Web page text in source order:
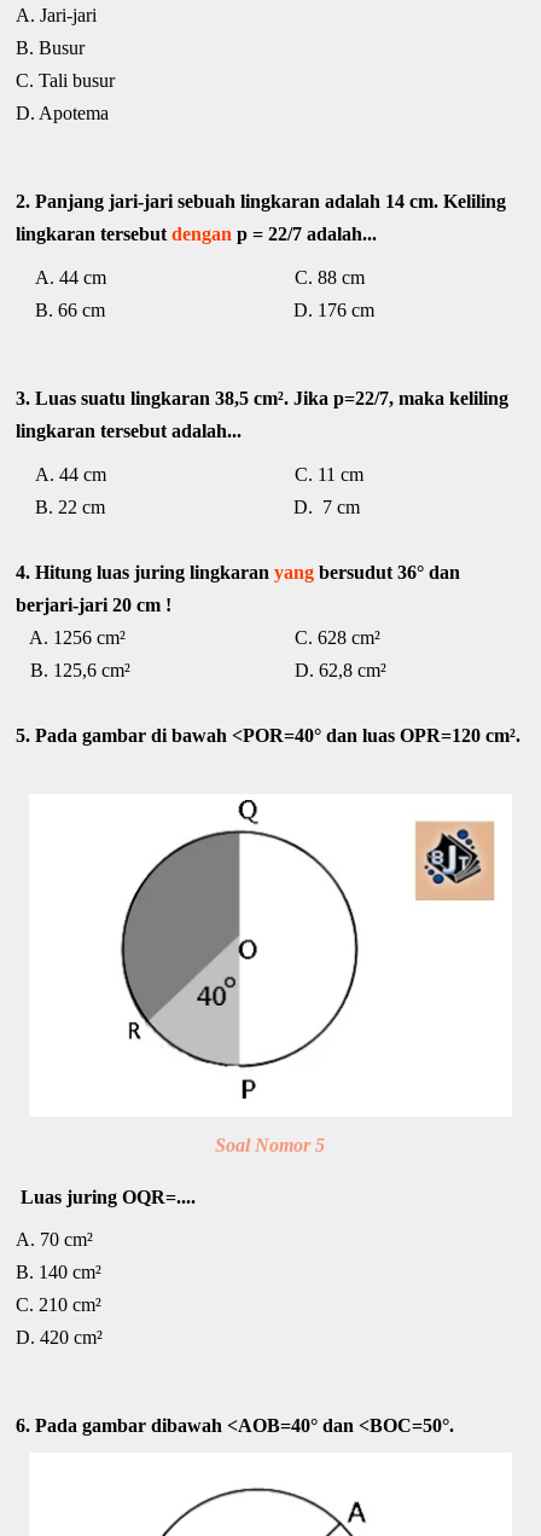
A. Jari-jari
B. Busur
C. Tali busur
D. Apotema
2. Panjang jari-jari sebuah lingkaran adalah 14 cm. Keliling
lingkaran tersebutdengan p = 22/7 adalah...
A. 44 cm C. 88 cm
B. 66 cm D. 176 cm
3. Luas suatu lingkaran 38,5 cm². Jika p=22/7, maka keliling
lingkaran tersebut adalah...
A. 44 cm C. 11 cm
B. 22 cm D. 7 cm
4. Hitung luas juring lingkaranyang bersudut 36° dan
berjari-jari 20 cm !
A. 1256 cm² C. 628 cm²
B. 125,6 cm² D. 62,8 cm²
5. Pada gambar di bawah <POR=40° dan luas OPR=120 cm².
Soal Nomor 5
Luas juring OQR=....
A. 70 cm²
B. 140 cm²
C. 210 cm²
D. 420 cm²
6. Pada gambar dibawah <AOB=40° dan <BOC=50°.